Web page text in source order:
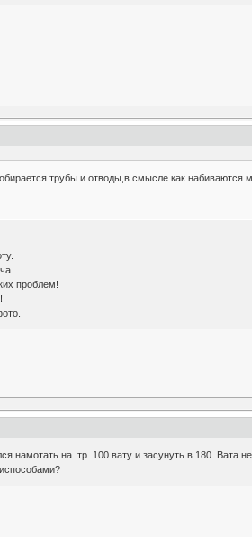
трубы и отводы,в смысле как
проблем!
намотать на тр. 100 вату и засунуть в 180. Вата